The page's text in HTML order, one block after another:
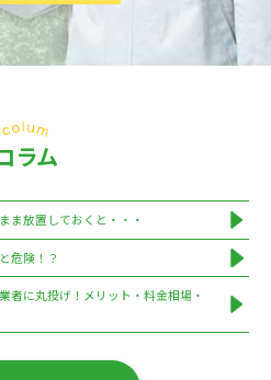
ラム
ま放置しておくと・・・
危険！？
者に丸投げ！メリット・料金相場・